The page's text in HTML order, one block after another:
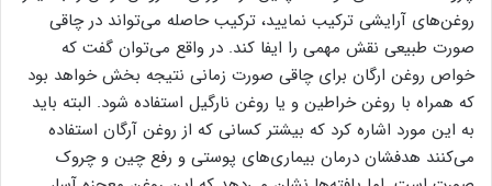
روغن‌های آرایشی ترکیب نمایید، ترکیب حاصله می‌تواند در چاقی
صورت طبیعی نقش مهمی را ایفا کند. در واقع می‌توان گفت که
خواص روغن ارگان برای چاقی صورت زمانی نتیجه بخش خواهد بود
که همراه با روغن خراطین و یا روغن نارگیل استفاده شود. البته باید
به این مورد اشاره کرد که بیشتر کسانی که از روغن آرگان استفاده
می‌کنند هدفشان درمان بیماری‌های پوستی و رفع چین و چروک